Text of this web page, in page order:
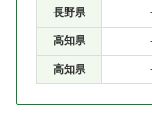
長野県
高知県
高知県